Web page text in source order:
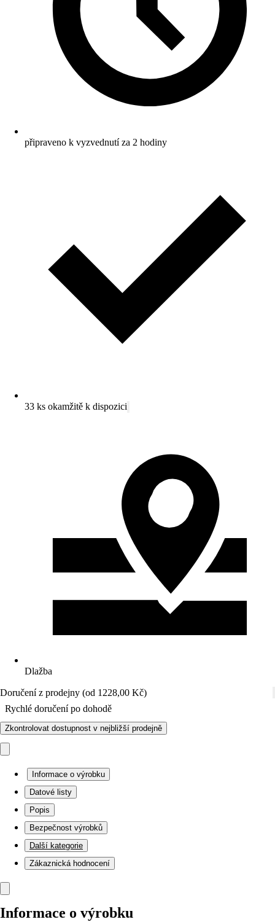
připraveno k vyzvednutí za 2 hodiny
33 ks okamžitě k dispozici
Dlažba
Doručení z prodejny (od 1228,00 Kč)
Rychlé doručení po dohodě
Zkontrolovat dostupnost v nejbližší prodejně
Informace o výrobku
Datové listy
Popis
Bezpečnost výrobků
Další kategorie
Zákaznická hodnocení
Informace o výrobku